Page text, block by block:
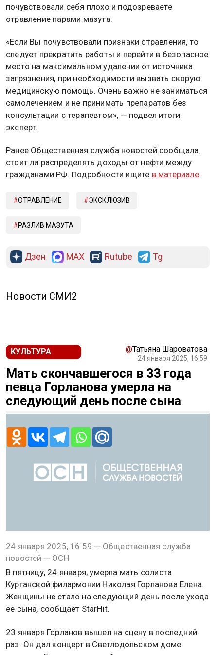
почувствовали себя плохо и подозреваете
отравление парами мазута.
«Если Вы почувствовали признаки отравления, то
следует прекратить работы и перейти в безопасное
место на максимальном удалении от источника
загрязнения, при необходимости вызвать скорую
медицинскую помощь. Очень важно не заниматься
самолечением и не принимать препаратов без
консультации с терапевтом», — подвел итоги
эксперт.
Ранее Общественная служба новостей сообщала,
стоит ли распределять доходы от нефти между
гражданами РФ. Подробности ищите в материале.
ОТРАВЛЕНИЕ ЭКСКЛЮЗИВ
РАЗЛИВ МАЗУТА
Дзен MAX Rutube Tg
Новости СМИ2
КУЛЬТУРА @Татьяна Шароватова
24 января 2025, 16:59
Мать скончавшегося в 33 года
певца Горланова умерла на
следующий день после сына
24 января 2025, 16:59 — Общественная служба
новостей — ОСН
В пятницу, 24 января, умерла мать солиста
Курганской филармонии Николая Горланова Елена.
Женщины не стало на следующий день после ухода
ее сына, сообщает StarHit.
23 января Горланов вышел на сцену в последний
раз. Он дал концерт в Светлодольском доме